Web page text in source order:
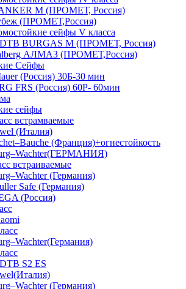
M (ПРОМЕТ, Россия)
(ПРОМЕТ,Россия)
сейфы V класса
BURGAS M (ПРОМЕТ, Россия)
АЛМАЗ (ПРОМЕТ,Россия)
Сейфы
(Россия) 30Б-30 мин
FRS (Россия) 60Р- 60мин
сейфы
встрамваемые
(Италия)
(Франция)+огнестойкость
встраиваемые
(Германия)
Safe (Германия)
(Россия)
S2 ES
(Германия)